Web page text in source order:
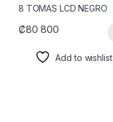
₡80 800
Add to wishlist